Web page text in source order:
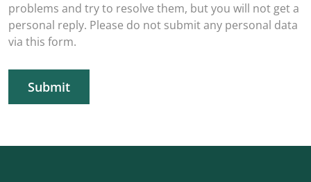
problems and try to resolve them, but you will not get a
personal reply. Please do not submit any personal data
via this form.
Submit